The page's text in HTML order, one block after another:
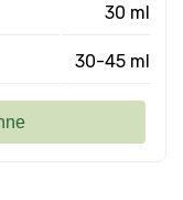
30 ml
30-45 ml